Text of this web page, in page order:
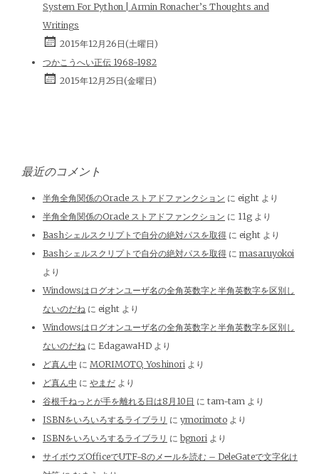
System For Python | Armin Ronacher’s Thoughts and
Writings
2015年12月26日(土曜日)
つかこうへい正伝 1968-1982
2015年12月25日(金曜日)
最近のコメント
半角全角関係のOracle ストアドファンクション に eight より
半角全角関係のOracle ストアドファンクション に 11g より
Bashシェルスクリプトで自分の絶対パスを取得 に eight より
Bashシェルスクリプトで自分の絶対パスを取得 に masaruyokoi
より
Windowsはログオンユーザ名の全角英数字と半角英数字を区別し
ないのだね に eight より
Windowsはログオンユーザ名の全角英数字と半角英数字を区別し
ないのだね に EdagawaHD より
ど真ん中 に MORIMOTO, Yoshinori より
ど真ん中 に やまだ より
谷根千ねっとが手を離れる日は8月10日 に tam-tam より
ISBNをいろいろするライブラリ に ymorimoto より
ISBNをいろいろするライブラリ に bgnori より
サイボウズOfficeでUTF-8のメールを読む – DeleGateで文字化け